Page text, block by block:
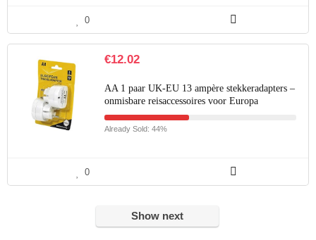
0
€12.02
AA 1 paar UK-EU 13 ampère stekkeradapters –
onmisbare reisaccessoires voor Europa
Already Sold: 44%
0
Show next